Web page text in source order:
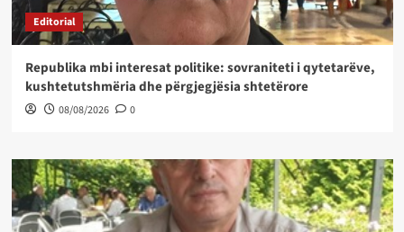
Editorial
Republika mbi interesat politike: sovraniteti i qytetarëve,
kushtetutshmëria dhe përgjegjësia shtetërore
08/08/2026 0